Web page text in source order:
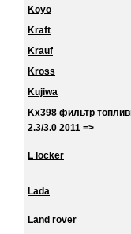
Koyo
Kraft
Krauf
Kross
Kujiwa
Kx398 фильтр
2.3/3.0 2011 =>
L locker
Lada
Land rover